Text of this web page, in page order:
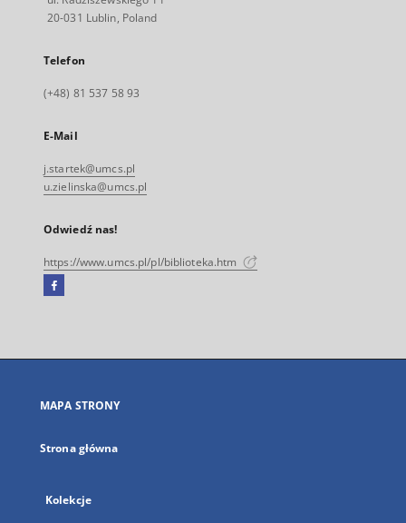
20-031 Lublin, Poland
Telefon
(+48) 81 537 58 93
E-Mail
j.startek@umcs.pl
u.zielinska@umcs.pl
Odwiedź nas!
https://www.umcs.pl/pl/biblioteka.htm
Facebook
się
karcie
MAPA STRONY
Strona główna
Kolekcje